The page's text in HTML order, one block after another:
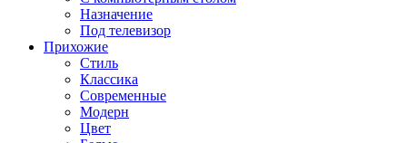
Назначение
Под телевизор
Прихожие
Стиль
Классика
Современные
Модерн
Цвет